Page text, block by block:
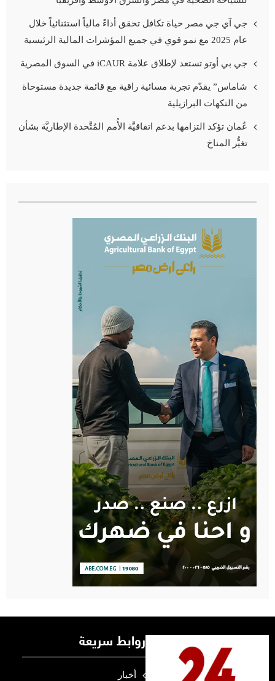
جي آي جي مصر حياة تكافل تحقق أداءً مالياً استثنائياً خلال
عام 2025 مع نمو قوي في جميع المؤشرات المالية الرئيسية
جي بي أوتو تستعد لإطلاق علامة iCAUR في السوق المصرية
شاماس” يقدّم تجربة مسائية راقية مع قائمة جديدة مستوحاة
من النكهات البرازيلية
عُمان تؤكد التزامها بدعم اتفاقيَّة الأُمم المُتَّحدة الإطاريَّة بشأن
تغيُّر المناخ
روابط سريعة
أخبار